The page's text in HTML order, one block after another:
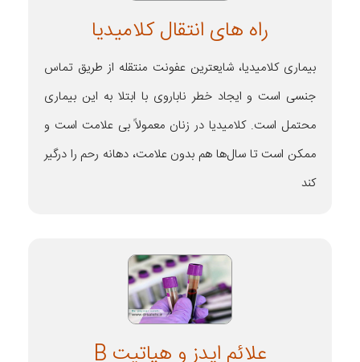
راه های انتقال کلامیدیا
بیماری کلامیدیا، شایعترین عفونت منتقله از طریق تماس
جنسی است و ایجاد خطر ناباروی با ابتلا به این بیماری
محتمل است. کلامیدیا در زنان معمولاً بی علامت است و
ممکن است تا سال‌ها هم بدون علامت، دهانه رحم را درگیر
کند
علائم ایدز و هپاتیت B